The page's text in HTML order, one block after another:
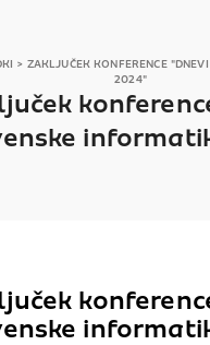
> ZAKLJUČEK KONFERENCE
2024"